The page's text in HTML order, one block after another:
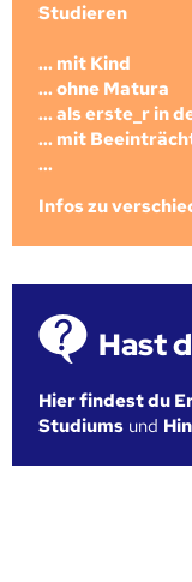
Studieren
... mit Kind
... ohne Matura
... als erste_r in
... mit
...
Infos zu
Hast
Hier findest du
Studiums und